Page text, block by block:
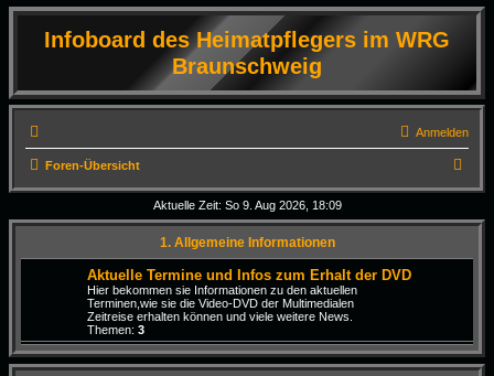
Infoboard des Heimatpflegers im WRG
Braunschweig
Anmelden
Foren-Übersicht
u
c
Aktuelle Zeit: So 9. Aug 2026, 18:09
1. Allgemeine Informationen
Aktuelle Termine und Infos zum Erhalt der DVD
Hier bekommen sie Informationen zu den aktuellen
Terminen,wie sie die Video-DVD der Multimedialen
Zeitreise erhalten können und viele weitere News.
Themen: 3